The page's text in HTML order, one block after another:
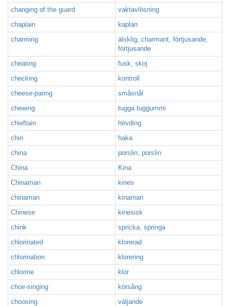
changing of the guard
vaktavlösning
chaplain
kaplan
charming
älsklig, charmant, förtjusande,
förtjusande
cheating
fusk, skoj
checking
kontroll
cheese-paring
småsnål
chewing
tugga tuggummi
chieftain
hövding
chin
haka
china
porslin, porslin
China
Kina
Chinaman
kines
chinaman
kinaman
Chinese
kinesisk
chink
spricka, springa
chlorinated
klorerad
chlorination
klorering
chlorine
klor
choir-singing
körsång
choosing
väljande